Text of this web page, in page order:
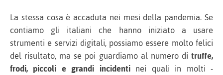
La stessa cosa è accaduta nei mesi della pandemia. Se
contiamo gli italiani che hanno iniziato a usare
strumenti e servizi digitali, possiamo essere molto felici
del risultato, ma se poi guardiamo al numero di truffe,
frodi, piccoli e grandi incidentinei quali in molti -